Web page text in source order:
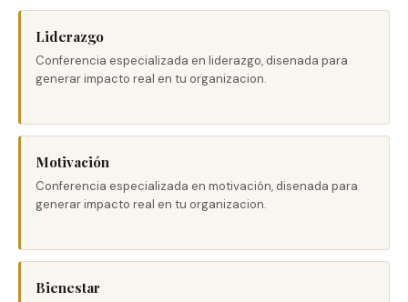
Liderazgo
Conferencia especializada en liderazgo, disenada para
generar impacto real en tu organizacion.
Motivación
Conferencia especializada en motivación, disenada para
generar impacto real en tu organizacion.
Bienestar